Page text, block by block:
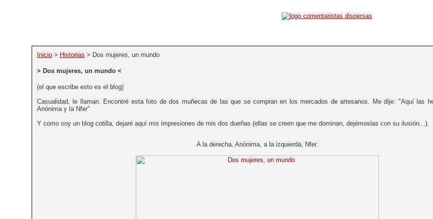
Inicio > Historias > Dos mujeres, un mundo
> Dos mujeres, un mundo <
(el que escribe esto es el blog)
Casualidad, le llaman. Encontré esta foto de dos muñecas de las que se compran en los mercados de artesanos. Me dije: "Aquí las
Anónima y la Nfer"
Y como soy un blog cotilla, dejaré aquí mis impresiones de mis dos dueñas (ellas se creen que me dominan, dejémoslas con su ilusión...).
A la derecha, Anónima, a la izquierda, Nfer.